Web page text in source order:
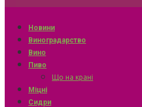
Новини
Виноградарство
Вино
Пиво
Що на крані
Міцні
Сидри